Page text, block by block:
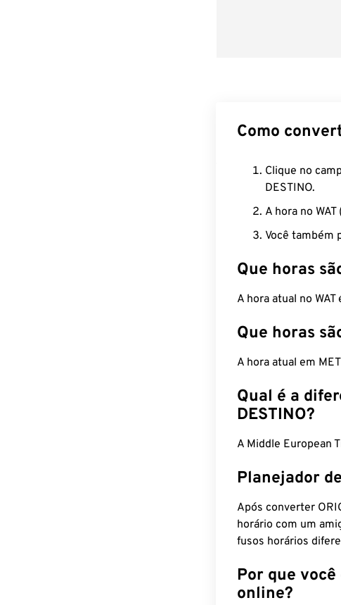
Como
Clique no
DESTINO.
A hora no
Você também
Que horas
A hora atual no
Que horas
A hora atual em
Qual é a
DESTINO?
A Middle European
Planejador
Após converter
horário com um
fusos horários
Por que
online?